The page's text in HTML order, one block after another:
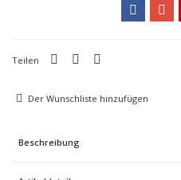
Teilen
Der Wunschliste hinzufügen
Beschreibung